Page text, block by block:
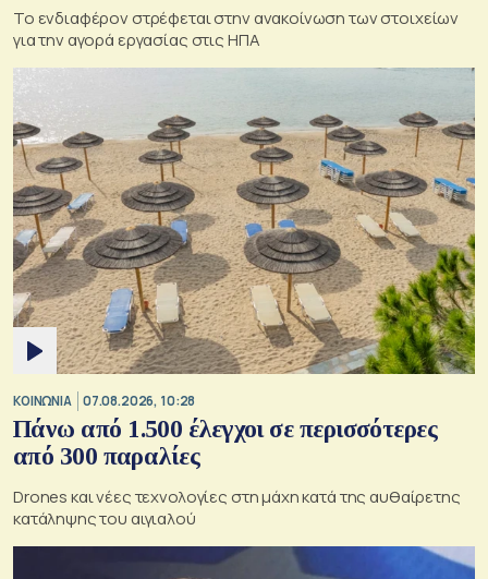
Το ενδιαφέρον στρέφεται στην ανακοίνωση των στοιχείων
για την αγορά εργασίας στις ΗΠΑ
ΚΟΙΝΩΝΙΑ 07.08.2026, 10:28
Πάνω από 1.500 έλεγχοι σε περισσότερες
από 300 παραλίες
Drones και νέες τεχνολογίες στη μάχη κατά της αυθαίρετης
κατάληψης του αιγιαλού